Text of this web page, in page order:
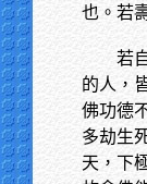
也。若
若
的人，
佛功德
多劫生
天，下